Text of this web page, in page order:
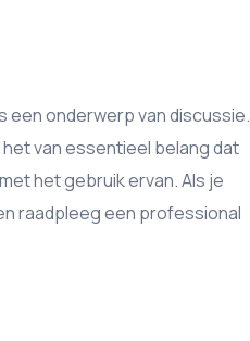
een onderwerp van discussie.
van essentieel belang dat
het gebruik ervan. Als je
raadpleeg een professional